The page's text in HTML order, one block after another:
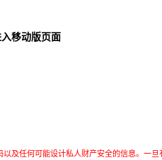
移动版页面
及任何可能设计私人财产安全的信息。一